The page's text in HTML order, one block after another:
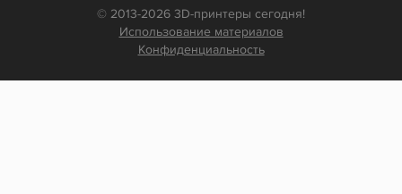
© 2013-2026 3D-принтеры сегодня!
Использование материалов
Конфиденциальность